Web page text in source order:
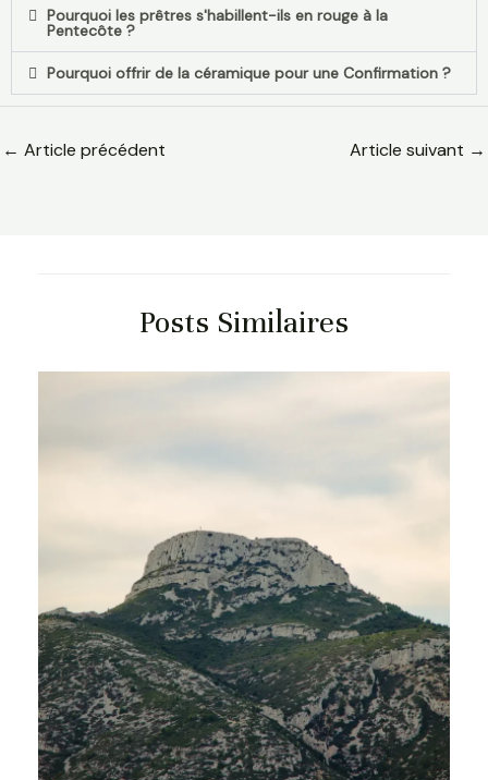
Pourquoi les prêtres s'habillent-ils en rouge à la
Pentecôte ?
Pourquoi offrir de la céramique pour une Confirmation ?
← Article précédent Article suivant →
Posts Similaires